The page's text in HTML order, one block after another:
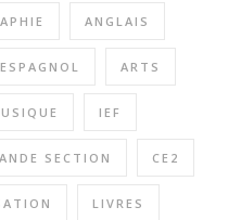
ANGLAIS
ESPAGNOL ARTS
IEF
SECTION CE2
LIVRES